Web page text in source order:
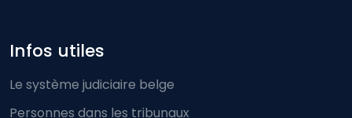
Infos utiles
Le système judiciaire belge
Personnes dans les tribunaux